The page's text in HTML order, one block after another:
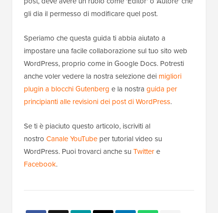
gli dia il permesso di modificare quel post.
Speriamo che questa guida ti abbia aiutato a
impostare una facile collaborazione sul tuo sito web
WordPress, proprio come in Google Docs. Potresti
anche voler vedere la nostra selezione dei migliori
plugin a blocchi Gutenberg e la nostra guida per
principianti alle revisioni dei post di WordPress.
Se ti è piaciuto questo articolo, iscriviti al
nostro Canale YouTube per tutorial video su
WordPress. Puoi trovarci anche su Twittere
Facebook.